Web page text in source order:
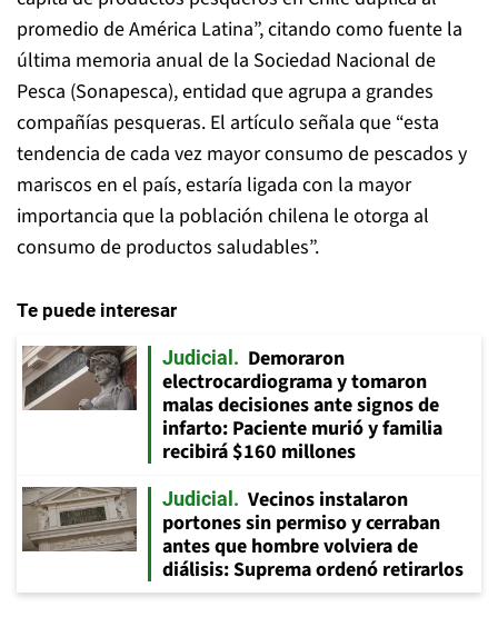
promedio de América Latina”, citando como fuente la
última memoria anual de la Sociedad Nacional de
Pesca (Sonapesca), entidad que agrupa a grandes
compañías pesqueras. El artículo señala que “esta
tendencia de cada vez mayor consumo de pescados y
mariscos en el país, estaría ligada con la mayor
importancia que la población chilena le otorga al
consumo de productos saludables”.
Te puede interesar
Judicial
Demoraron
electrocardiograma y tomaron
malas decisiones ante signos de
infarto: Paciente murió y familia
recibirá $160 millones
Judicial
Vecinos instalaron
portones sin permiso y cerraban
antes que hombre volviera de
diálisis: Suprema ordenó retirarlos